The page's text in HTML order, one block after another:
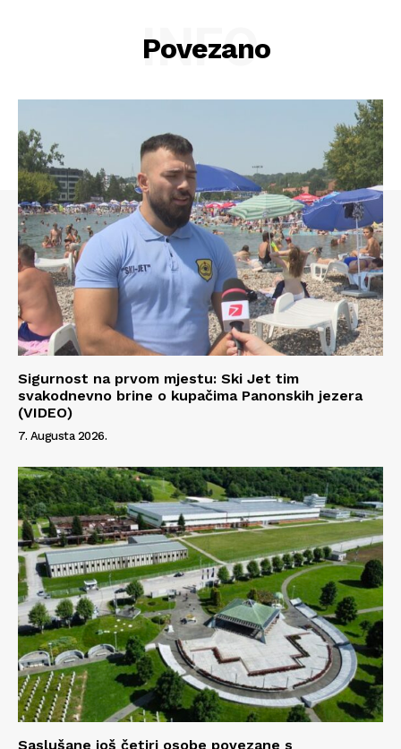
Info
Impressum
Povezano
INFO
Sigurnost na prvom mjestu: Ski Jet tim
svakodnevno brine o kupačima Panonskih jezera
(VIDEO)
7. Augusta 2026.
Saslušane još četiri osobe povezane s